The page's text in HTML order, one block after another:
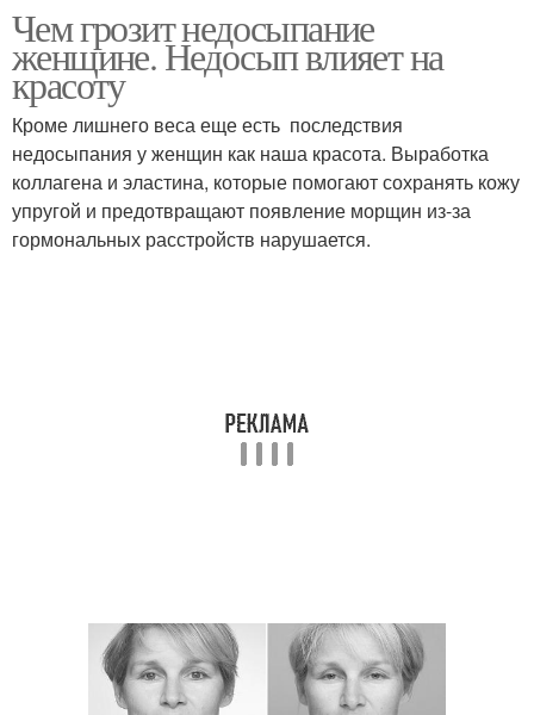
Чем грозит недосыпание
женщине. Недосып влияет на
красоту
Кроме лишнего веса еще есть последствия
недосыпания у женщин как наша красота. Выработка
коллагена и эластина, которые помогают сохранять кожу
упругой и предотвращают появление морщин из-за
гормональных расстройств нарушается.